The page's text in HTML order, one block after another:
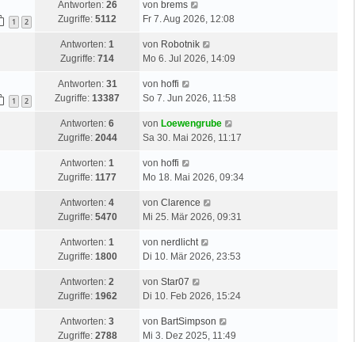
1 2
Antworten: 26
Zugriffe: 5112
von brems
Fr 7. Aug 2026, 12:08
Antworten: 1
Zugriffe: 714
von Robotnik
Mo 6. Jul 2026, 14:09
1 2
Antworten: 31
Zugriffe: 13387
von hoffi
So 7. Jun 2026, 11:58
Antworten: 6
Zugriffe: 2044
von Loewengrube
Sa 30. Mai 2026, 11:17
Antworten: 1
Zugriffe: 1177
von hoffi
Mo 18. Mai 2026, 09:34
Antworten: 4
Zugriffe: 5470
von Clarence
Mi 25. Mär 2026, 09:31
Antworten: 1
Zugriffe: 1800
von nerdlicht
Di 10. Mär 2026, 23:53
Antworten: 2
Zugriffe: 1962
von Star07
Di 10. Feb 2026, 15:24
Antworten: 3
Zugriffe: 2788
von BartSimpson
Mi 3. Dez 2025, 11:49